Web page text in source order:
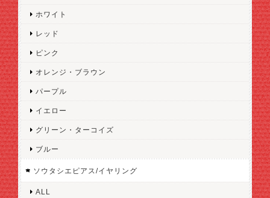
ホワイト
レッド
ピンク
オレンジ・ブラウン
パープル
イエロー
グリーン・ターコイズ
ブルー
ソウタシエピアス/イヤリング
ALL